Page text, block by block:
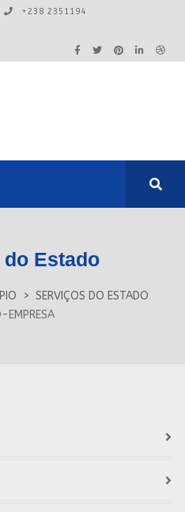
+238 2351194
Estado
SERVIÇOS DO ESTADO
EMPRESA